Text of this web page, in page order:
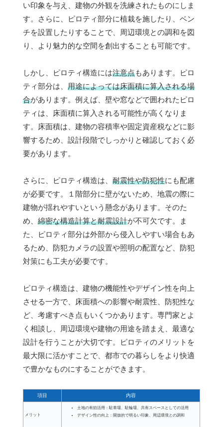
い印象を与え、建物の外観を洗練されたものにしま
す。さらに、ピロティ部分に植栽を施したり、ベン
チを設置したりすることで、周辺環境との調和を図
り、より魅力的な空間を創出することも可能です。
しかし、ピロティ構造には注意点もあります。ピロ
ティ部分は、 用途によっては床面積に算入される場
合があります。例えば、壁や窓などで囲われたピロ
ティは、床面積に算入される可能性が高くなりま
す。床面積は、建物の容積率や固定資産税などに影
響するため、設計段階でしっかりと確認しておく必
要があります。
さらに、ピロティ構造は、 耐震性や防犯性にも配慮
が必要です。１階部分に壁がないため、地震の際に
建物が揺れやすいという懸念があります。そのた
め、 綿密な構造計算と耐震設計が不可欠です。ま
た、ピロティ部分は外部から侵入しやすい場合もあ
るため、防犯カメラの設置や照明の配置など、防犯
対策にも工夫が必要です。
ピロティ構造は、建物の機能性やデザイン性を向上
させる一方で、床面積への影響や耐震性、防犯性な
ど、考慮すべき点もいくつかあります。専門家とよ
く相談し、周辺環境や建物の用途を踏まえ、最適な
設計を行うことが大切です。ピロティのメリットを
最大限に活かすことで、都市での暮らしをより快適
で豊かなものにすることができます。
項目 内容
メリット
土地の有効活用：駐車場、駐輪場、共有スペースとしての活用
デザイン性の向上：開放的で明るい印象、周辺環境との調和